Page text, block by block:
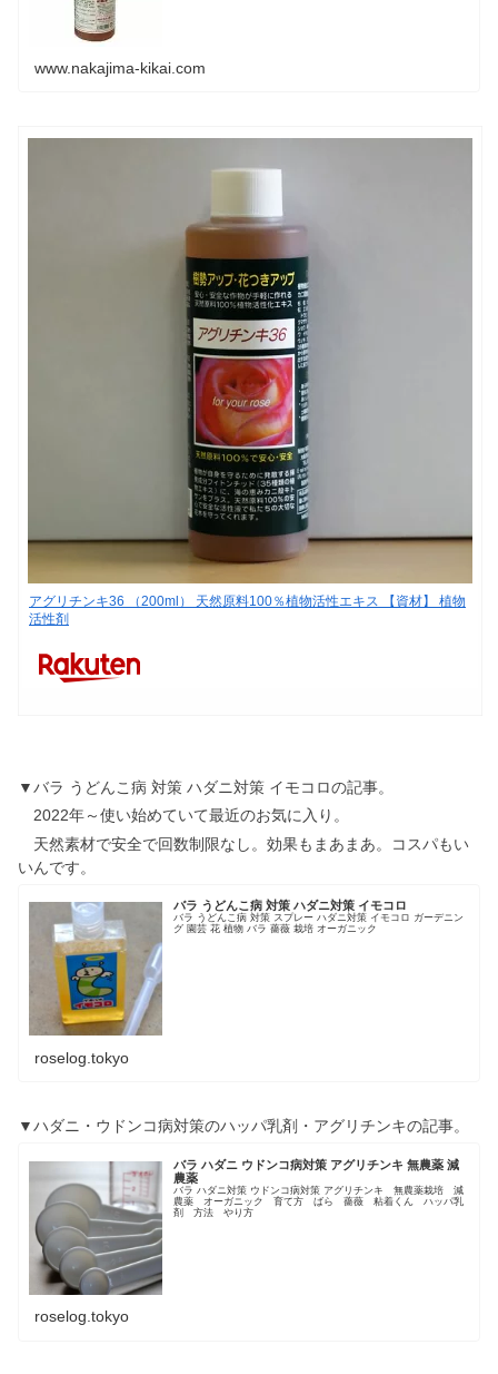
www.nakajima-kikai.com
アグリチンキ36 （200ml） 天然原料100％植物活性エキス 【資材】 植物
活性剤
▼バラ うどんこ病 対策 ハダニ対策 イモコロの記事。
2022年～使い始めていて最近のお気に入り。
天然素材で安全で回数制限なし。効果もまあまあ。コスパもい
いんです。
バラ うどんこ病 対策 ハダニ対策 イモコロ
バラ うどんこ病 対策 スプレー ハダニ対策 イモコロ ガーデニン
グ 園芸 花 植物 バラ 薔薇 栽培 オーガニック
roselog.tokyo
▼ハダニ・ウドンコ病対策のハッパ乳剤・アグリチンキの記事。
バラ ハダニ ウドンコ病対策 アグリチンキ 無農薬 減
農薬
バラ ハダニ対策 ウドンコ病対策 アグリチンキ 無農薬栽培 減
農薬 オーガニック 育て方 ばら 薔薇 粘着くん ハッパ乳
剤 方法 やり方
roselog.tokyo